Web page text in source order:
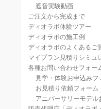
遮音実験動画
ご注文から完成まで
ディオラボ体験ツアー
ディオラボの施工例
ディオラボのよくあるご
マイプラン見積りシミュ
各種お問い合わせフォー
見学・体験お申込みフ
お見積り依頼フォーム
アニバーサリーモデル